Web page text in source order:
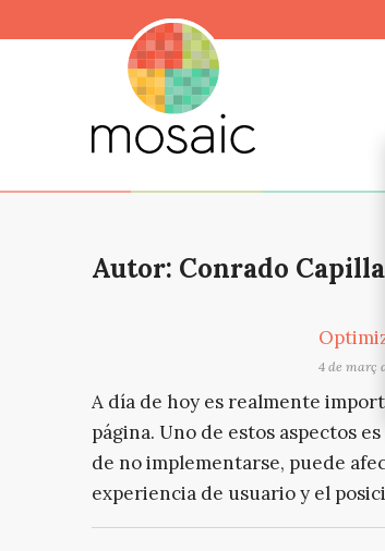
Autor: Conrado Capilla
4 de març
A día de hoy es realmente
página. Uno de estos aspectos
de no implementarse, puede
experiencia de usuario y el